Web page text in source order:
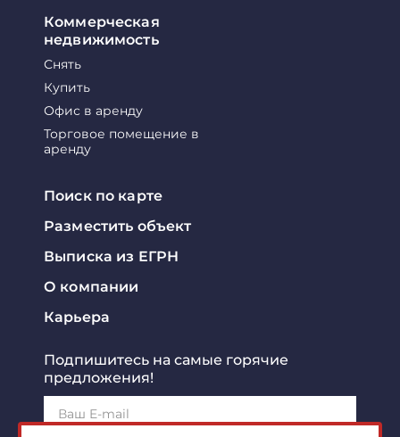
Коммерческая
недвижимость
Снять
Купить
Офис в аренду
Торговое помещение в
аренду
Поиск по карте
Разместить объект
Выписка из ЕГРН
О компании
Карьера
Подпишитесь на самые горячие
предложения!